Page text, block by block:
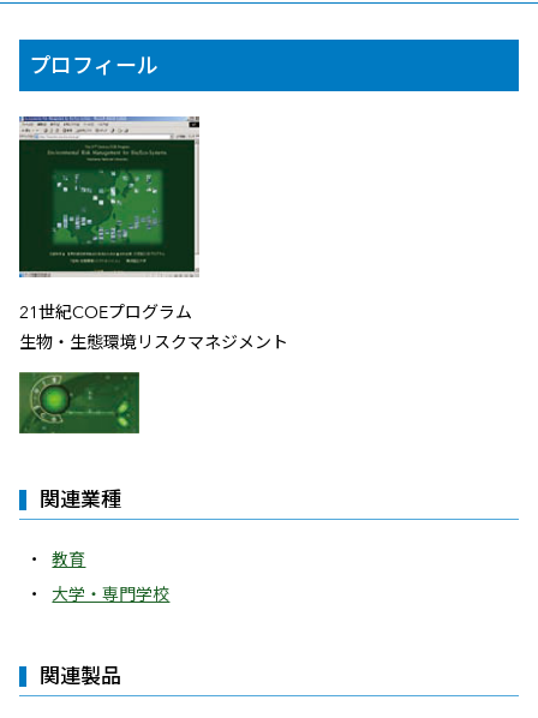
プロフィール
21世紀COEプログラム
生物・生態環境リスクマネジメント
関連業種
教育
大学・専門学校
関連製品